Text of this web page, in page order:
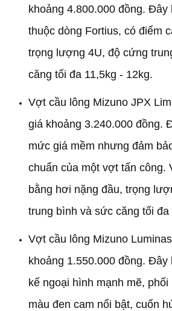
khoảng 4.800.000 đồng. Đây
thuộc dòng Fortius, có điểm
trọng lượng 4U, độ cứng
căng tối đa 11,5kg - 12kg.
Vợt cầu lông Mizuno JPX
giá khoảng 3.240.000 đồng.
mức giá mềm nhưng đảm
chuẩn của một vợt tấn công.
bằng hơi nặng đầu, trọng
trung bình và sức căng tối đa
Vợt cầu lông Mizuno
khoảng 1.550.000 đồng.
kế ngoại hình mạnh mẽ,
màu đen cam nổi bật, cuốn